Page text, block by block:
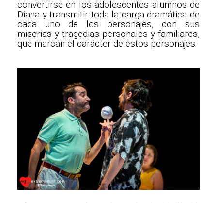
convertirse en los adolescentes alumnos de
Diana y transmitir toda la carga dramática de
cada uno de los personajes, con sus
miserias y tragedias personales y familiares,
que marcan el carácter de estos personajes.